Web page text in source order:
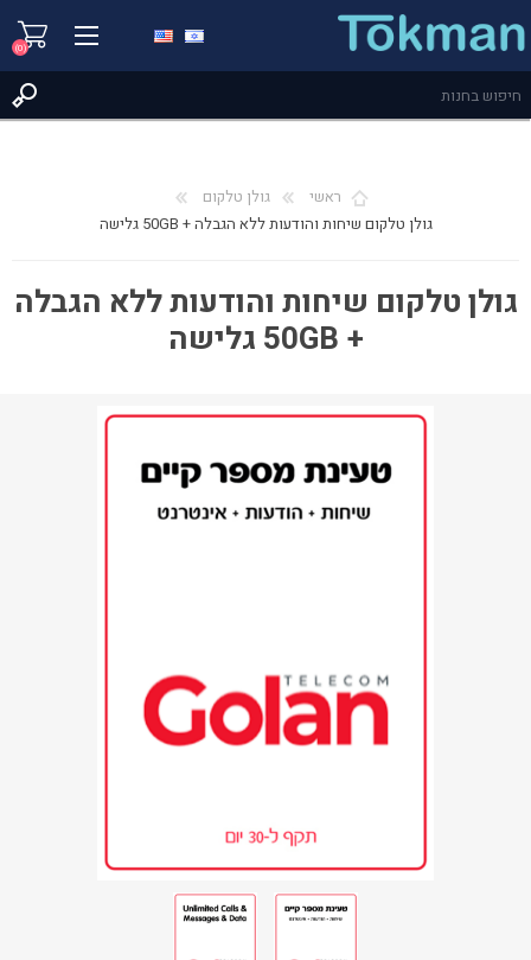
(0)
ראשי
גולן טלקום
גולן טלקום שיחות והודעות ללא הגבלה + 50GB גלישה
גולן טלקום שיחות והודעות ללא הגבלה
+ 50GB גלישה